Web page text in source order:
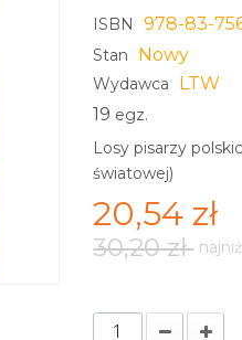
ISBN 978-83-
Stan Nowy
Wydawca
LTW
19 egz.
Losy pisarzy
światowej)
20,54 zł
30,20 zł